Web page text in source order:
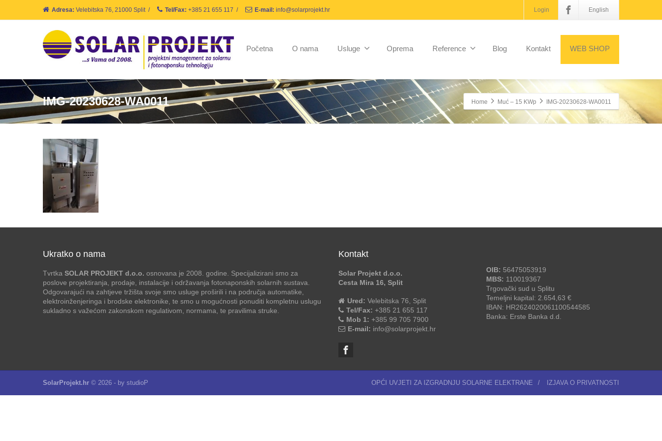
Adresa: Velebitska 76, 21000 Split / Tel/Fax: +385 21 655 117 / E-mail: info@solarprojekt.hr Login English
Početna O nama Usluge Oprema Reference Blog Kontakt WEB SHOP
IMG-20230628-WA0011 Home Muć – 15 KWp IMG-20230628-WA0011
Ukratko o nama
Tvrtka SOLAR PROJEKT d.o.o. osnovana je 2008. godine. Specijalizirani smo za
poslove projektiranja, prodaje, instalacije i održavanja fotonaponskih solarnih sustava.
Odgovarajući na zahtjeve tržišta svoje smo usluge proširili i na područja automatike,
elektroinženjeringa i brodske elektronike, te smo u mogućnosti ponuditi kompletnu uslugu
sukladno s važećom zakonskom regulativom, normama, te pravilima struke.
Kontakt
Solar Projekt d.o.o.
Cesta Mira 16, Split
Ured: Velebitska 76, Split
Tel/Fax: +385 21 655 117
Mob 1: +385 99 705 7900
E-mail: info@solarprojekt.hr
OIB: 56475053919
MBS: 110019367
Trgovački sud u Splitu
Temeljni kapital: 2.654,63 €
IBAN: HR2624020061100544585
Banka: Erste Banka d.d.
SolarProjekt.hr © 2026 - by studioP OPĆI UVJETI ZA IZGRADNJU SOLARNE ELEKTRANE / IZJAVA O PRIVATNOSTI